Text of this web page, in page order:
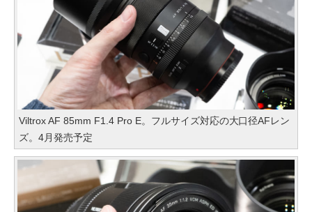
Viltrox AF 85mm F1.4 Pro E。フルサイズ対応の大口径AFレン
ズ。4月発売予定